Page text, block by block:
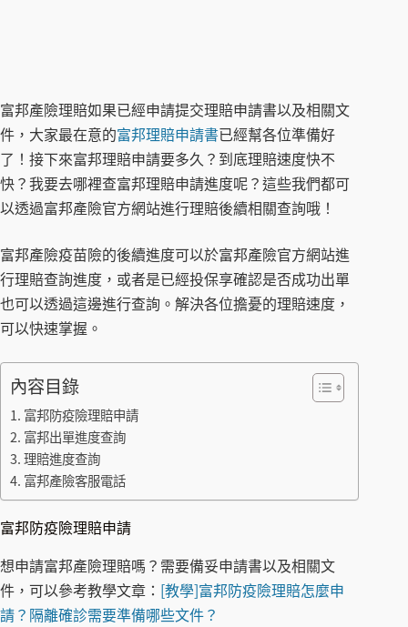
富邦產險理賠如果已經申請提交理賠申請書以及相關文
件，大家最在意的富邦理賠申請書已經幫各位準備好
了！接下來富邦理賠申請要多久？到底理賠速度快不
快？我要去哪裡查富邦理賠申請進度呢？這些我們都可
以透過富邦產險官方網站進行理賠後續相關查詢哦！
富邦產險疫苗險的後續進度可以於富邦產險官方網站進
行理賠查詢進度，或者是已經投保享確認是否成功出單
也可以透過這邊進行查詢。解決各位擔憂的理賠速度，
可以快速掌握。
內容目錄
富邦防疫險理賠申請
富邦出單進度查詢
理賠進度查詢
富邦產險客服電話
富邦防疫險理賠申請
想申請富邦產險理賠嗎？需要備妥申請書以及相關文
件，可以參考教學文章： [教學]富邦防疫險理賠怎麼申
請？隔離確診需要準備哪些文件？